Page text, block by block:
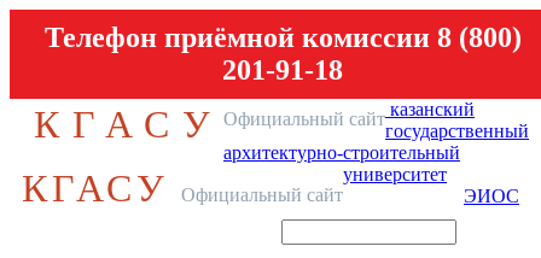
Телефон приёмной комиссии 8 (800)
201-91-18
КГАСУ Официальный сайт казанский
государственный
архитектурно-строительный
университет
КГАСУ Официальный сайт ЭИОС